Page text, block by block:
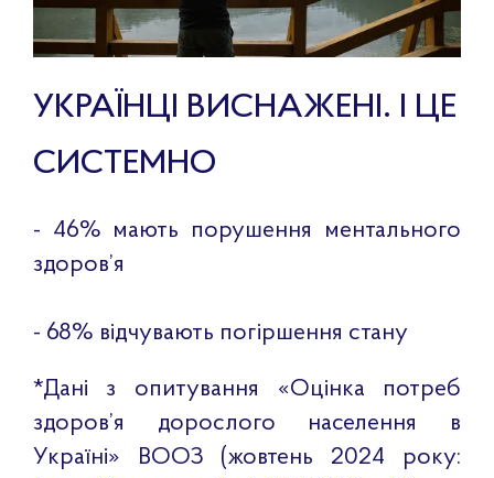
УКРАЇНЦІ ВИСНАЖЕНІ. І ЦЕ
СИСТЕМНО
- 46% мають порушення ментального
здоров’я
- 68% відчувають погіршення стану
*Дані з опитування «Оцінка потреб
здоров’я дорослого населення в
Україні» ВООЗ (жовтень 2024 року: